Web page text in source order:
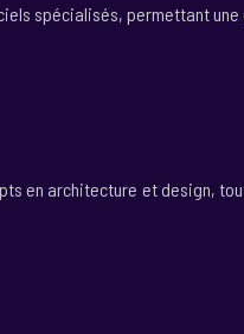
spécialisés, permettant
en architecture et design,